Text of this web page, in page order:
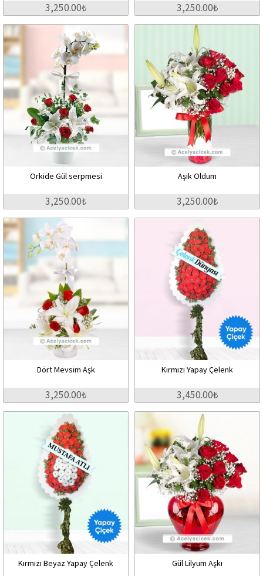
3,250.00₺ 3,250.00₺
Orkide Gül serpmesi
3,250.00₺
Aşık Oldum
3,250.00₺
Dört Mevsim Aşk
3,250.00₺
Kırmızı Yapay Çelenk
3,450.00₺
Kırmızı Beyaz Yapay Çelenk Gül Lilyum Aşkı